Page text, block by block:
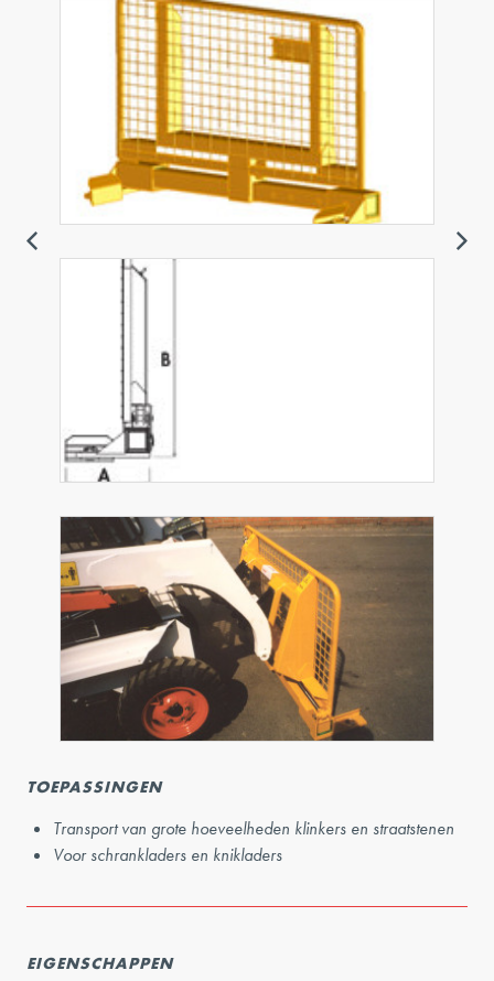
TOEPASSINGEN
Transport van grote hoeveelheden klinkers en straatstenen
Voor schrankladers en knikladers
EIGENSCHAPPEN